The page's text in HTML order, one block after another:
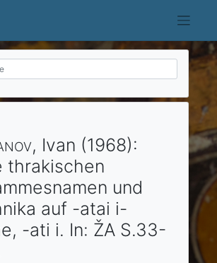
, Ivan (1968):
thrakischen
und
auf -atai i-
-ati i. In: ŽA S.33-